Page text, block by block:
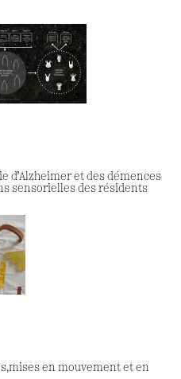
d’Alzheimer et des démences
sensorielles des résidents
en mouvement et en